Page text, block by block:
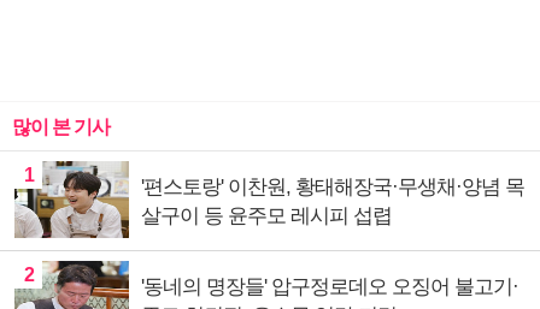
많이 본 기사
1
'편스토랑' 이찬원, 황태해장국·무생채·양념 목
살구이 등 윤주모 레시피 섭렵
2
'동네의 명장들' 압구정로데오 오징어 불고기·